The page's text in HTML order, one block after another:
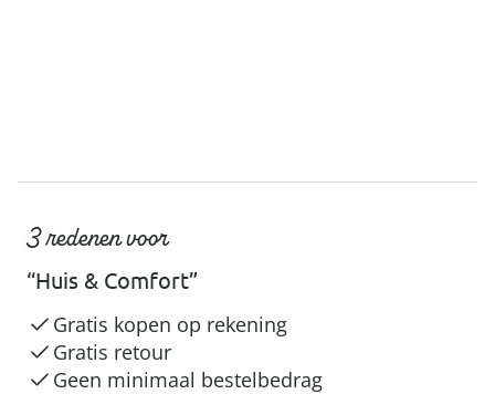
3 redenen voor
“Huis & Comfort”
Gratis kopen op rekening
Gratis retour
Geen minimaal bestelbedrag